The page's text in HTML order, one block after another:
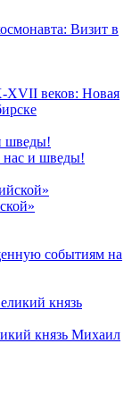
Визит в
XVII веков: Новая
нас и шведы!
событиям на
князь Михаил